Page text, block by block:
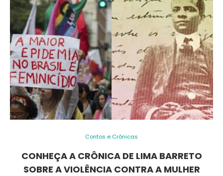
Contos e Crônicas
CONHEÇA A CRÔNICA DE LIMA BARRETO
SOBRE A VIOLÊNCIA CONTRA A MULHER